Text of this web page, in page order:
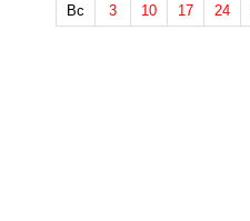
Вс
3 10 17 24